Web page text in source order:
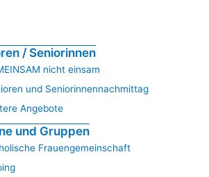
/ Seniorinnen
nicht einsam
und Seniorinnennachmittag
Angebote
und Gruppen
Frauengemeinschaft